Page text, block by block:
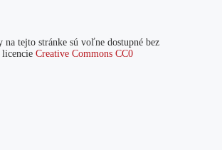
tejto stránke sú voľne dostupné bez
Creative Commons CC0